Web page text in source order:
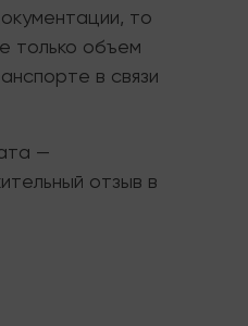
то
только объем
в связи
—
отзыв в